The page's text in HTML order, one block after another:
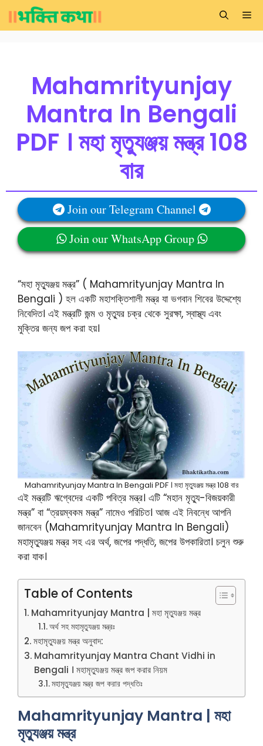
to
Mahamrityunjay
Mantra In Bengali
PDF । মহা মৃত্যুঞ্জয় মন্ত্র 108
বার
Join our Telegram Channel
Join our WhatsApp Group
“মহা মৃত্যুঞ্জয় মন্ত্র” ( Mahamrityunjay Mantra In
Bengali ) হল একটি মহাশক্তিশালী মন্ত্র যা ভগবান শিবের উদ্দেশ্যে
নিবেদিত। এই মন্ত্রটি জন্ম ও মৃত্যুর চক্র থেকে সুরক্ষা, স্বাস্থ্য এবং
মুক্তির জন্য জপ করা হয়।
Mahamrityunjay Mantra In Bengali PDF । মহা মৃত্যুঞ্জয় মন্ত্র 108 বার
এই মন্ত্রটি ঋগ্বেদের একটি পবিত্র মন্ত্র। এটি “মহান মৃত্যু-বিজয়কারী
মন্ত্র” বা “ত্রয়ম্বকম মন্ত্র” নামেও পরিচিত। আজ এই নিবন্ধে আপনি
জানবেন (Mahamrityunjay Mantra In Bengali)
মহামৃত্যুঞ্জয় মন্ত্র সহ এর অর্থ, জপের পদ্ধতি, জপের উপকারিতা। চলুন শুরু
করা যাক।
Table of Contents
Mahamrityunjay Mantra | মহা মৃত্যুঞ্জয় মন্ত্র
অর্থ সহ মহামৃত্যুঞ্জয় মন্ত্রঃ
মহামৃত্যুঞ্জয় মন্ত্র অনুবাদ:
Mahamrityunjay Mantra Chant Vidhi in
Bengali । মহামৃত্যুঞ্জয় মন্ত্র জপ করার নিয়ম
মহামৃত্যুঞ্জয় মন্ত্র জপ করার পদ্ধতিঃ
Mahamrityunjay Mantra | মহা
মৃত্যুঞ্জয় মন্ত্র